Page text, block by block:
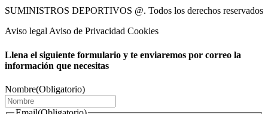
SUMINISTROS DEPORTIVOS @. Todos los derechos reservados
Aviso legal Aviso de Privacidad Cookies
Llena el siguiente formulario y te enviaremos por correo la
información que necesitas
Nombre(Obligatorio)